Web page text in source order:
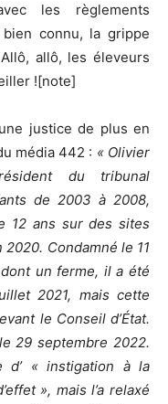
les règlements
bien connu, la grippe
allô, les éleveurs
![note]
justice de plus en
média 442 : « Olivier
du tribunal
de 2003 à 2008,
12 ans sur des sites
Condamné le 11
un ferme, il a été
2021, mais cette
le Conseil d’État.
29 septembre 2022.
d’ « instigation à la
», mais l’a relaxé